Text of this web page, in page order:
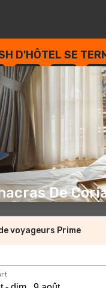
D'HÔTEL SE
: --
HEURES
: --
De
voyageurs Prime